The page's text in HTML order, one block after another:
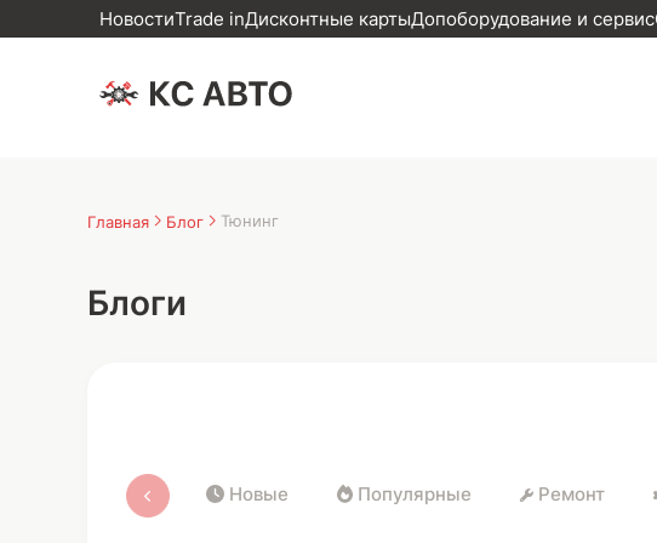
НовостиTrade inДисконтные картыДопоборудование и сервис
Главная Блог Тюнинг
Блоги
Новые Популярные Ремонт